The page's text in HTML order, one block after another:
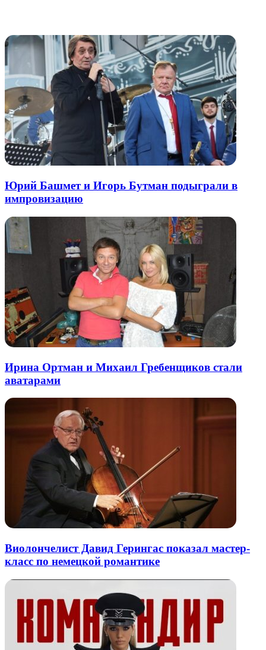
Юрий Башмет и Игорь Бутман подыграли в
импровизацию
Ирина Ортман и Михаил Гребенщиков стали
аватарами
Виолончелист Давид Герингас показал мастер-
класс по немецкой романтике